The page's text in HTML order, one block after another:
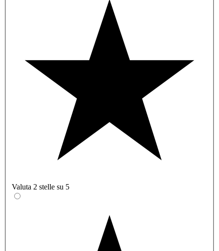
Valuta 2 stelle su 5